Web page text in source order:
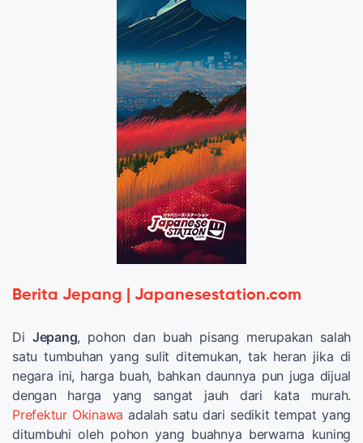
Berita Jepang | Japanesestation.com
Di Jepang, pohon dan buah pisang merupakan salah
satu tumbuhan yang sulit ditemukan, tak heran jika di
negara ini, harga buah, bahkan daunnya pun juga dijual
dengan harga yang sangat jauh dari kata murah.
Prefektur Okinawa adalah satu dari sedikit tempat yang
ditumbuhi oleh pohon yang buahnya berwarna kuning